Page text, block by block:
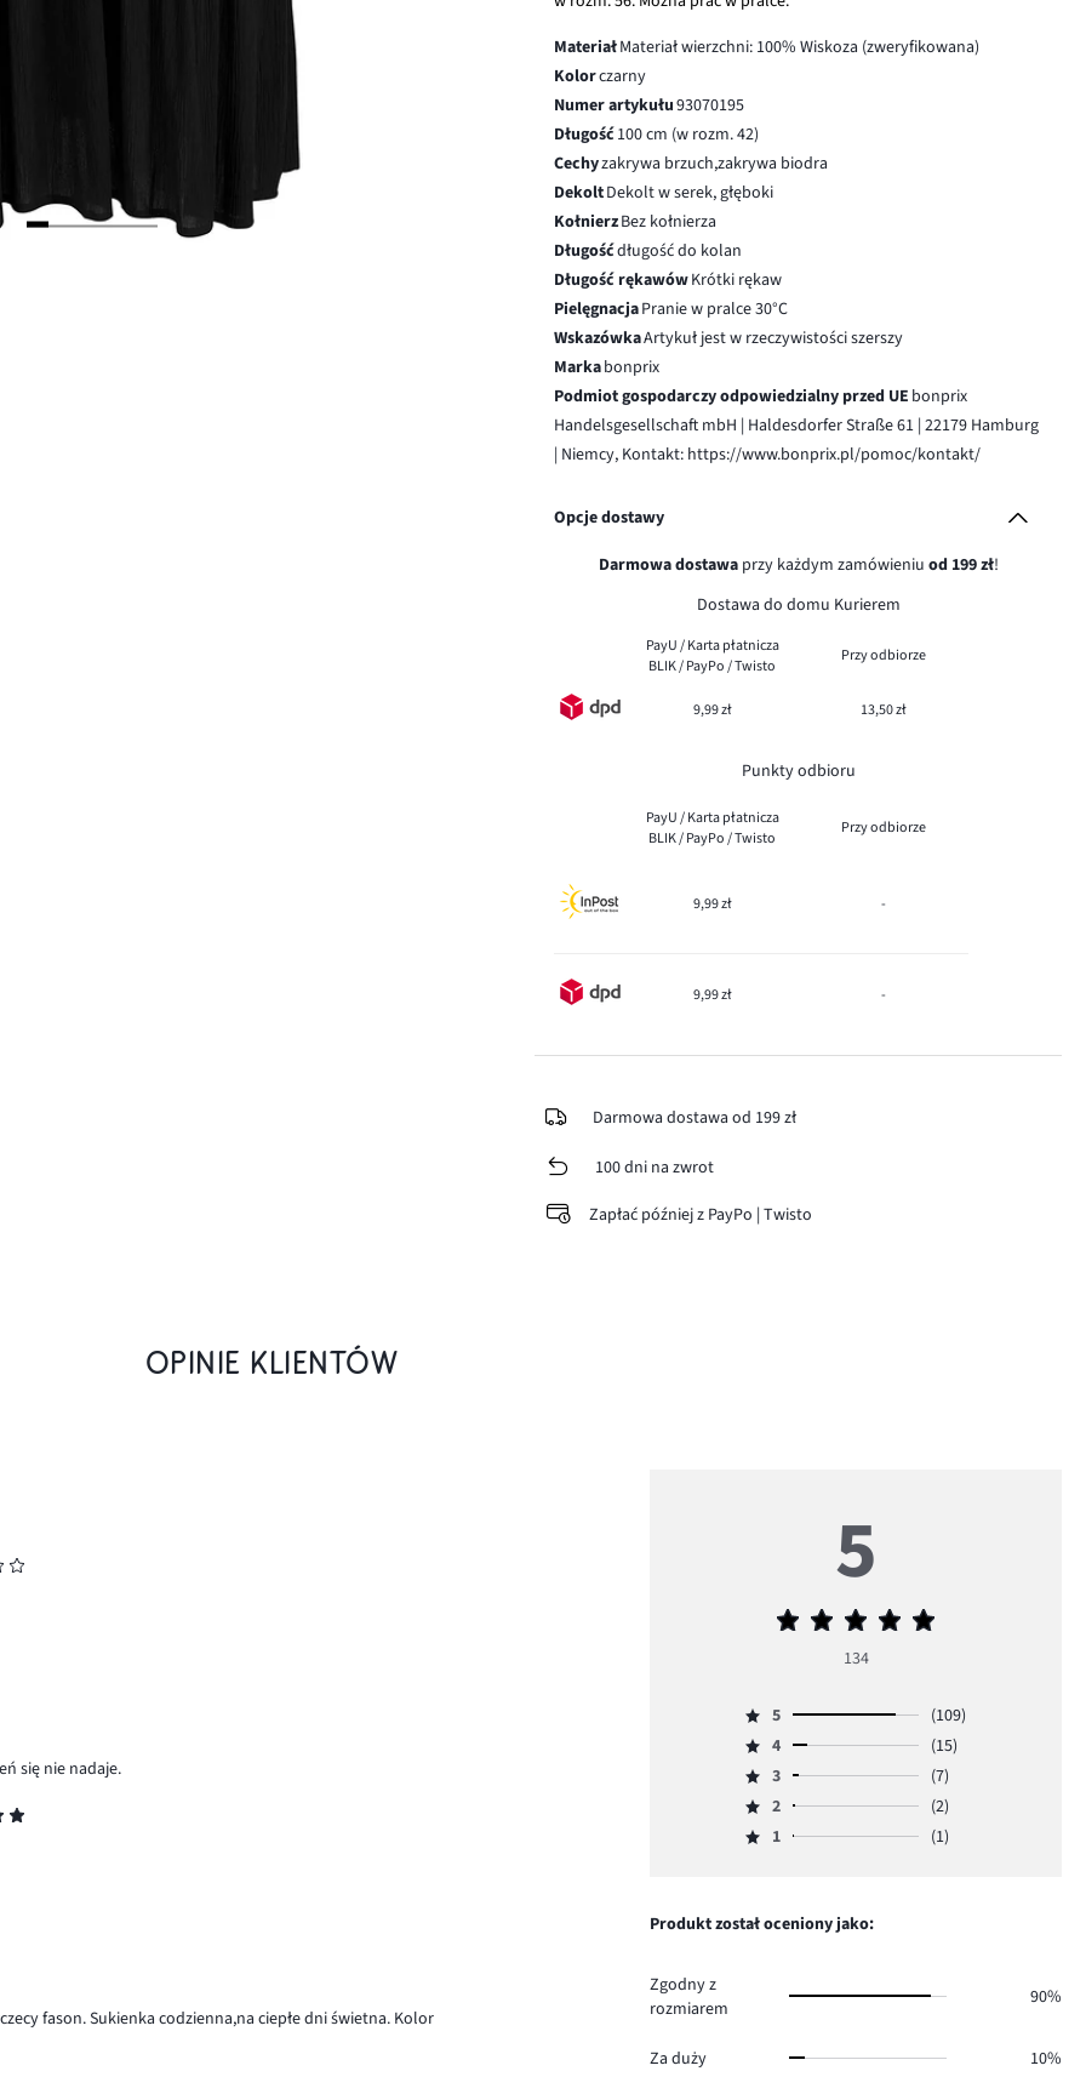
MateriałMateriał wierzchni: 100% Wiskoza (zweryfikowana)
Kolorczarny
Numer artykułu93070195
Długość100 cm (w rozm. 42)
Cechyzakrywa brzuch,zakrywa biodra
DekoltDekolt w serek, głęboki
KołnierzBez kołnierza
Długośćdługość do kolan
Długość rękawówKrótki rękaw
PielęgnacjaPranie w pralce 30°C
WskazówkaArtykuł jest w rzeczywistości szerszy
Markabonprix
Podmiot gospodarczy odpowiedzialny przed UE bonprix
Handelsgesellschaft mbH | Haldesdorfer Straße 61 | 22179 Hamburg
| Niemcy, Kontakt: https://www.bonprix.pl/pomoc/kontakt/
Opcje dostawy
Darmowa dostawaprzy każdym zamówieniu od 199 zł!
Dostawa do domu Kurierem
PayU / Karta płatnicza
BLIK / PayPo / Twisto
Przy odbiorze
9,99 zł 13,50 zł
Punkty odbioru
PayU / Karta płatnicza
BLIK / PayPo / Twisto
Przy odbiorze
9,99 zł -
9,99 zł -
Darmowa dostawa od 199 zł
100 dni na zwrot
Zapłać później z PayPo | Twisto
OPINIE KLIENTÓW
się nie nadaje.
fason. Sukienka codzienna,na ciepłe dni świetna. Kolor
5
Średnia
5
134
Ocena
5,
ilość
głosów
5
(109)
Ocena
4,
ilość
głosów
4
(15)
Ocena
3,
ilość
3
(7)
Ocena
2,
2.
2
(2)
Ocena
głosów
1 (1)
Produkt został oceniony jako:
Zgodny z
rozmiarem
90%
Za duży 10%